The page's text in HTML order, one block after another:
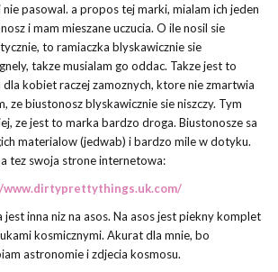
pasowal. a propos tej marki, mialam ich jeden
i mam mieszane uczucia. O ile nosil sie
to ramiaczka blyskawicznie sie
takze musialam go oddac. Takze jest to
dla kobiet raczej zamoznych, ktore nie zmartwia
ze biustonosz blyskawicznie sie niszczy. Tym
ze jest to marka bardzo droga. Biustonosze sa
materialow (jedwab) i bardzo mile w dotyku.
tez swoja strone internetowa:
jest inna niz na asos. Na asos jest piekny komplet
kosmicznymi. Akurat dla mnie, bo
astronomie i zdjecia kosmosu.